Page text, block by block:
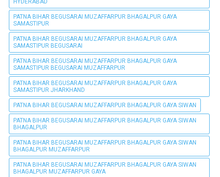
HYDERABAD
PATNA BIHAR BEGUSARAI MUZAFFARPUR BHAGALPUR GAYA
SAMASTIPUR
PATNA BIHAR BEGUSARAI MUZAFFARPUR BHAGALPUR GAYA
SAMASTIPUR BEGUSARAI
PATNA BIHAR BEGUSARAI MUZAFFARPUR BHAGALPUR GAYA
SAMASTIPUR BEGUSARAI MUZAFFARPUR
PATNA BIHAR BEGUSARAI MUZAFFARPUR BHAGALPUR GAYA
SAMASTIPUR JHARKHAND
PATNA BIHAR BEGUSARAI MUZAFFARPUR BHAGALPUR GAYA SIWAN
PATNA BIHAR BEGUSARAI MUZAFFARPUR BHAGALPUR GAYA SIWAN
BHAGALPUR
PATNA BIHAR BEGUSARAI MUZAFFARPUR BHAGALPUR GAYA SIWAN
BHAGALPUR MUZAFFARPUR
PATNA BIHAR BEGUSARAI MUZAFFARPUR BHAGALPUR GAYA SIWAN
BHAGALPUR MUZAFFARPUR GAYA